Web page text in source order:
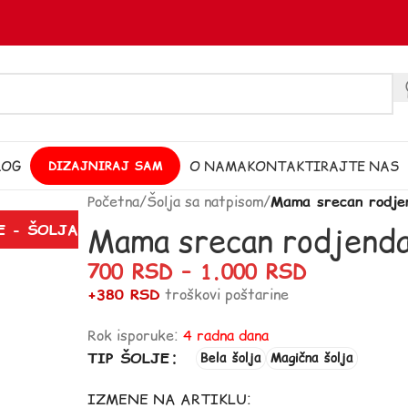
DIZAJNIRAJ SAM O NAMAKONTAKTIRAJTE NAS
- ŠOLJA
Početna/Šolja sa natpisom/Mama srecan
Mama srecan
700 RSD – 1.000 RSD
+380 RSD troškovi poštarine
Rok isporuke: 4 radna dana
TIP ŠOLJE
Bela šolja Magična šolja
IZMENE NA ARTIKLU: